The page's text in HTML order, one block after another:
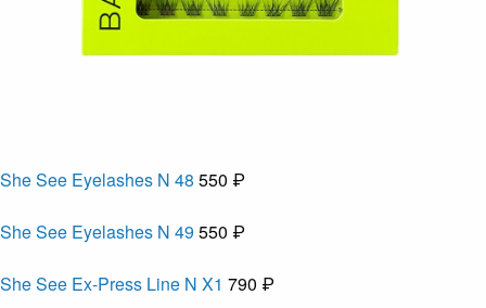
She See Eyelashes N 48 550 ₽
She See Eyelashes N 49 550 ₽
She See Ex-Press Line N X1 790 ₽